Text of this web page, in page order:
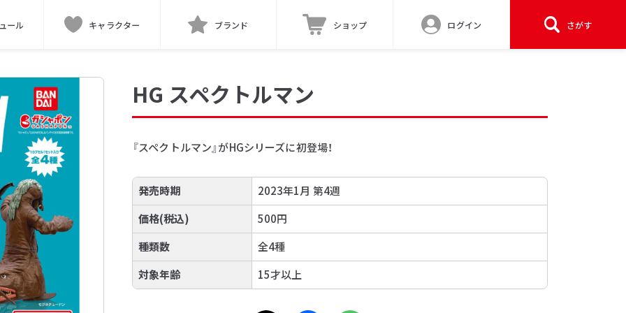
ール キャラクター ブランド ショップ ログイン さがす
HG スペクトルマン
『スペクトルマン』がHGシリーズに初登場！
発売時期
2023年1月 第4週
価格(税込)
500円
種類数
全4種
対象年齢
15才以上